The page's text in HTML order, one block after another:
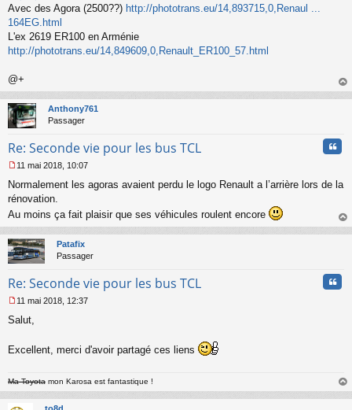
e
n
o
n
Avec des Agora (2500??) http://phototrans.eu/14,893715,0,Renaul ...
164EG.html
L'ex 2619 ER100 en Arménie
http://phototrans.eu/14,849609,0,Renault_ER100_57.html
@+
au
Anthony761
Passager
Re: Seconde vie pour les bus TCL
e
s
a
g
e
n
n
u
11 mai 2018, 10:07
Normalement les agoras avaient perdu le logo Renault a l’arrière lors de la
rénovation.
Au moins ça fait plaisir que ses véhicules roulent encore
au
Patafix
Passager
Re: Seconde vie pour les bus TCL
e
a
e
n
11 mai 2018, 12:37
Salut,
Excellent, merci d'avoir partagé ces liens
Ma Toyota mon Karosa est fantastique !
au